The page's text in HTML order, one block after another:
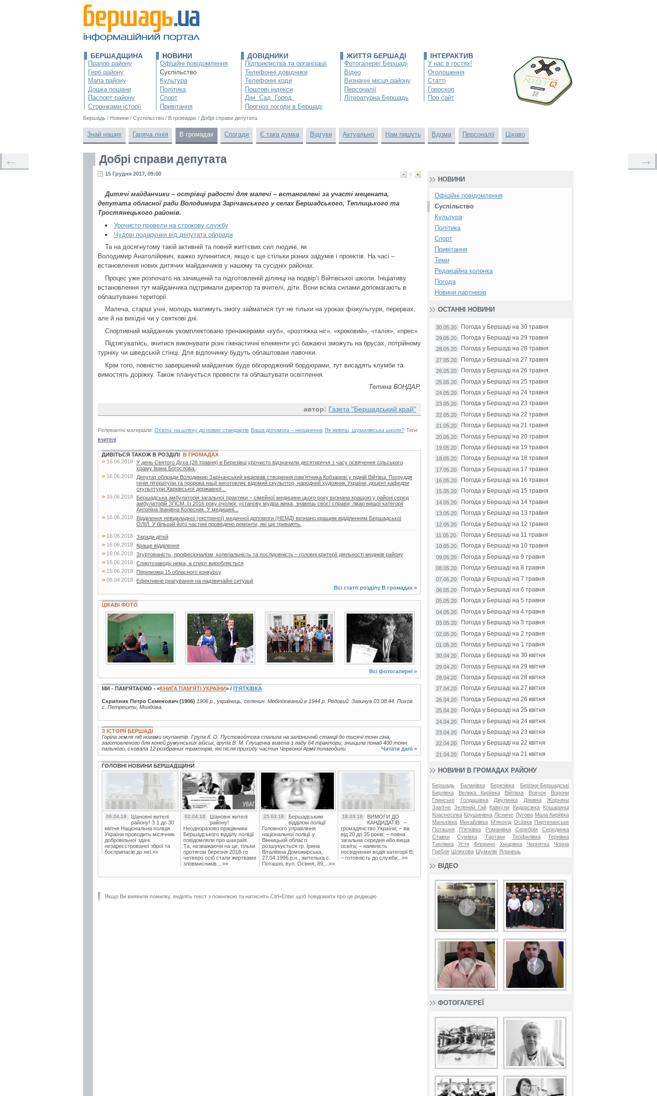
БЕРШАДЩИНА
Прапор району
Герб району
Мапа району
Дошка пошани
Паспорт району
Сторінками історії
НОВИНИ
Офіційні повідомлення
Суспільство
Культура
Політика
Спорт
Привітання
ДОВІДНИКИ
Підприємства та організації
Телефонні довідники
Телефонні коди
Поштові індекси
Дім. Сад. Город.
Прогноз погоди в Бершаді
ЖИТТЯ БЕРШАДІ
Фотогалереї Бершаді
Відео
Визначні місця району
Персоналії
Літературна Бершадь
ІНТЕРАКТИВ
У нас в гостях!
Оголошення
Статті
Гороскоп
Про сайт
Бершадь / Новини / Суспільство / В громадах / Добрі справи депутата
Знай наших Гаряча лінія В громадах Спогади Є така думка Відгуки Актуально Нам пишуть Вдома Персоналії Цікаво
Добрі справи депутата
0
15 Грудня 2017, 09:00
Дитячі майданчики – острівці радості для малечі – встановлені за участі мецената,
депутата обласної ради Володимира Зарічанського у селах Бершадського, Теплицького та
Тростянецького районів.
Урочисто провели на строкову службу
Чудові подарунки від депутата облради
Та на досягнутому такій активній та повній життєвих сил людині, як
Володимир Анатолійович, важко зупинитися, якщо є ще стільки різних задумів і проектів. На часі –
встановлення нових дитячих майданчиків у нашому та сусідніх районах.
Процес уже розпочато на зачищеній та підготовленій ділянці на подвір’ї Війтівської школи. Ініціативу
встановлення тут майданчика підтримали директор та вчителі, діти. Вони всіма силами допомагають в
облаштуванні території.
Малеча, старші учні, молодь матимуть змогу займатися тут не тільки на уроках фізкультури, перервах,
але й на вихідні чи у святкові дні.
Спортивний майданчик укомплектовано тренажерами «куб», «розтяжка ніг», «кроковий», «талія», «прес».
Підтягуватись, вчитися виконувати різні гімнастичні елементи усі бажаючі зможуть на брусах, потрійному
турніку чи шведській стінці. Для відпочинку будуть облаштовані лавочки.
Крім того, повністю завершений майданчик буде обгороджений бордюрами, тут висадять клумби та
вимостять доріжку. Також планується провести та облаштувати освітлення.
Тетяна БОНДАР.
автор: Газета "Бершадський край"
Релевантні матеріали: Освіта: на шляху до нових стандартів Ваша допомога – неоціненна Як живеш, шумилівська школо? Теги:
вчителі
← →
ДИВІТЬСЯ ТАКОЖ В РОЗДІЛІ В ГРОМАДАХ
» 16.06.2018 У день Святого Духа (28 травня) в Березівці урочисто відзначили десятиріччя з часу освячення сільського
храму Івана Богослова.
» 16.06.2018
Депутат облради Володимир Зарічанський ініціював створення пам’ятника Кобзареві у рідній Війтівці. Погруддя
генія літератури та пророка нації виготовляє відомий скульптор, народний художник України, доцент кафедри
скульптури Харківської державної...
» 16.06.2018
Бершадська амбулаторія загальної практики – сімейної медицини цього року визнана кращою у районі серед
амбулаторій ЗПСМ. Із 2016 року очолює установу мудра жінка, знавець своєї справи, лікар вищої категорії
Антоніна Іванівна Колесник. У медицині...
» 16.06.2018
Відділення невідкладної (екстреної) медичної допомоги (НЕМД) визнано кращим відділенням Бершадської
ОЛІЛ. У більшій його частині проведено ремонти, які ще тривають.
» 16.06.2018 Заради дітей
» 16.06.2018 Краще відділення
» 16.06.2018 Згуртованість, професіоналізм, колегіальність та послідовність – головні критерії діяльності медиків району
» 15.06.2018 Спиртозаводу нема, а спирт виробляється
» 15.06.2018 Переможці 15 обласного конкурсу
» 08.04.2018
Ефективне реагування на надзвичайні ситуації
Всі статті розділу В громадах »
ЦІКАВІ ФОТО
5 фото 15 фото 6 фото 2 фото
Всі фотогалереї »
МИ - ПАМ’ЯТАЄМО - «КНИГА ПАМ’ЯТІ УКРАЇНИ» / П'ЯТКІВКА
Скрипник Петро Семенович (1906) 1906 р., українець, селянин. Мобілізований в 1944 р. Рядовий. Загинув 03.08.44. Похов.
с. Петрешти, Молдова.
З ІСТОРІЇ БЕРШАДІ
Горіла земля під ногами окупантів. Група К. О. Пустовойтова спалила на залізничній станції до тисячі тонн сіна,
заготовленого для коней румунських військ, група В. М. Глущенка вивела з ладу 64 трактори, знищила понад 400 тонн
пального, сховала 12 розібраних тракторів, які після приходу частин Червоної Армії полагодили.
Читати далі »
ГОЛОВНІ НОВИНИ БЕРШАДЩИНИ
06.04.18
Шановні жителі
району! З 1 до 30
квітня Національна поліція
України проводить місячник
добровільної здачі
незареєстрованої зброї та
боєприпасів до неї.»»
02.04.18
Шановні жителі
району!
Неодноразово працівники
Бершадського відділу поліції
повідомляли про шахраїв.
Та, незважаючи на це, тільки
протягом березня 2018-го
четверо осіб стали жертвами
зловмисників....»»
25.03.18
Бершадським
відділом поліції
Головного управління
національної поліції у
Вінницькій області
розшукується гр. Ірина
Віталіївна Доможирська,
27.04.1996 р.н., жителька с.
Поташні, вул. Осіння, 89,...»»
18.03.18
ВИМОГИ ДО
КАНДИДАТІВ: –
громадянство України; – вік
від 20 до 35 років; – повна
загальна середня або вища
освіта; – наявність
посвідчення водія категорії В;
– готовність до служби...»»
Якщо Ви виявили помилку, виділіть текст з помилкою та натисніть Ctrl+Enter щоб повідомити про це редакцію
НОВИНИ
Офіційні повідомлення
Суспільство
Культура
Політика
Спорт
Привітання
Теми
Редакційна колонка
Погода
Новини партнерів
ОСТАННІ НОВИНИ
30.05.20 Погода у Бершаді на 30 травня
29.05.20 Погода у Бершаді на 29 травня
28.05.20 Погода у Бершаді на 28 травня
27.05.20 Погода у Бершаді на 27 травня
26.05.20 Погода у Бершаді на 26 травня
25.05.20 Погода у Бершаді на 25 травня
24.05.20 Погода у Бершаді на 24 травня
23.05.20 Погода у Бершаді на 23 травня
22.05.20 Погода у Бершаді на 22 травня
21.05.20 Погода у Бершаді на 21 травня
20.05.20 Погода у Бершаді на 20 травня
19.05.20 Погода у Бершаді на 19 травня
18.05.20 Погода у Бершаді на 18 травня
17.05.20 Погода у Бершаді на 17 травня
16.05.20 Погода у Бершаді на 16 травня
15.05.20 Погода у Бершаді на 15 травня
14.05.20 Погода у Бершаді на 14 травня
13.05.20 Погода у Бершаді на 13 травня
12.05.20 Погода у Бершаді на 12 травня
11.05.20 Погода у Бершаді на 11 травня
10.05.20 Погода у Бершаді на 10 травня
09.05.20 Погода у Бершаді на 9 травня
08.05.20 Погода у Бершаді на 8 травня
07.05.20 Погода у Бершаді на 7 травня
06.05.20 Погода у Бершаді на 6 травня
05.05.20 Погода у Бершаді на 5 травня
04.05.20 Погода у Бершаді на 4 травня
03.05.20 Погода у Бершаді на 3 травня
02.05.20 Погода у Бершаді на 2 травня
01.05.20 Погода у Бершаді на 1 травня
30.04.20 Погода у Бершаді на 30 квітня
29.04.20 Погода у Бершаді на 29 квітня
28.04.20 Погода у Бершаді на 28 квітня
27.04.20 Погода у Бершаді на 27 квітня
26.04.20 Погода у Бершаді на 26 квітня
25.04.20 Погода у Бершаді на 25 квітня
24.04.20 Погода у Бершаді на 24 квітня
23.04.20 Погода у Бершаді на 23 квітня
22.04.20 Погода у Бершаді на 22 квітня
21.04.20 Погода у Бершаді на 21 квітня
НОВИНИ В ГРОМАДАХ РАЙОНУ
Бершадь Баланівка Березівка
Берізки-Бершадські
Бирлівка
Велика Киріївка Війтівка Вовчок
Ворони
Глинське
Голдашівка Джулинка Дяківка
Жорняки
Завітне Зелений Гай Кавкули Кидрасівка
Кошаринці
Красносілка Крушинівка Лісниче Лугова Мала Киріївка
Маньківка Михайлівка М'якохід Осіївка
Партизанське
Поташня
П'ятківка Романівка Серебрія
Серединка
Ставки
Сумівка Тартаки Теофилівка
Тернівка
Тирлівка
Устя Флорино Хмарівка Чернятка
Чорна
Гребля
Шляхова Шумилів Яланець
ВІДЕО
ФОТОГАЛЕРЕЇ